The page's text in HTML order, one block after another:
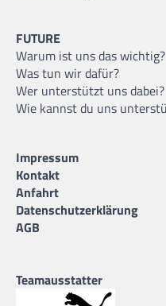
FUTURE
Warum ist uns das wichtig?
Was tun wir dafür?
Wer unterstützt uns dabei?
Wie kannst du uns
Impressum
Kontakt
Anfahrt
Datenschutzerklärung
AGB
Teamausstatter